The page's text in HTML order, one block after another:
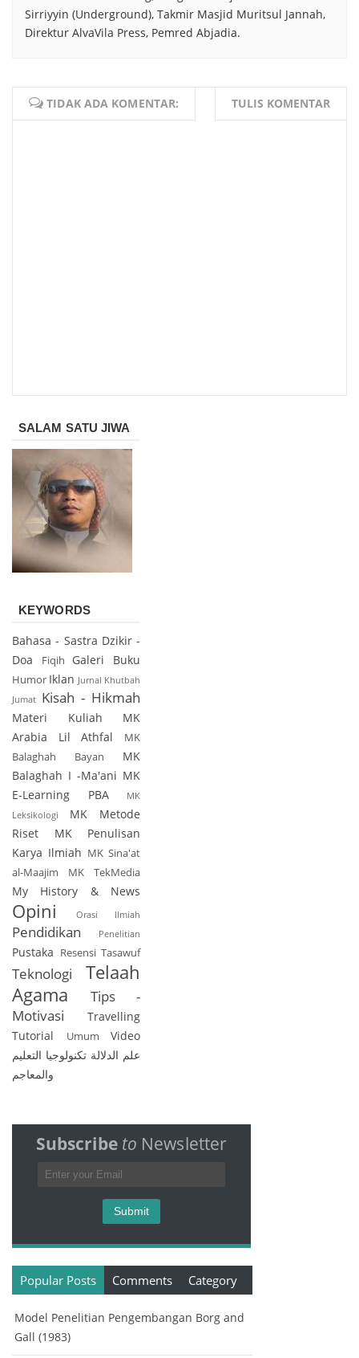
Sirriyyin (Underground), Takmir Masjid Muritsul Jannah,
Direktur AlvaVila Press, Pemred Abjadia.
TIDAK ADA KOMENTAR: TULIS KOMENTAR
SALAM SATU JIWA
KEYWORDS
Bahasa - Sastra Dzikir -
Doa
Fiqih Galeri Buku
Humor Iklan Jurnal Khutbah
Jumat Kisah - Hikmah
Materi Kuliah
MK
Arabia Lil Athfal
MK
Balaghah Bayan
MK
Balaghah I -Ma'ani MK
E-Learning PBA
MK
Leksikologi
MK Metode
Riset
MK Penulisan
Karya Ilmiah MK Sina'at
al-Maajim
MK TekMedia
My History & News
Opini Orasi Ilmiah
Pendidikan Penelitian
Pustaka Resensi Tasawuf
Teknologi
Telaah
Agama
Tips -
Motivasi
Travelling
Tutorial
Umum
Video
تكنولوجيا التعليم علم الدلالة
والمعاجم
Subscribe to Newsletter
Popular Posts Comments Category
Model Penelitian Pengembangan Borg and
Gall (1983)